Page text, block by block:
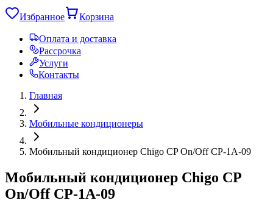
Избранное Корзина
Оплата и доставка
Рассрочка
Услуги
Контакты
Главная
Мобильные кондиционеры
Мобильный кондиционер Chigo CP On/Off CP-1A-09
Мобильный кондиционер Chigo CP
On/Off CP-1A-09